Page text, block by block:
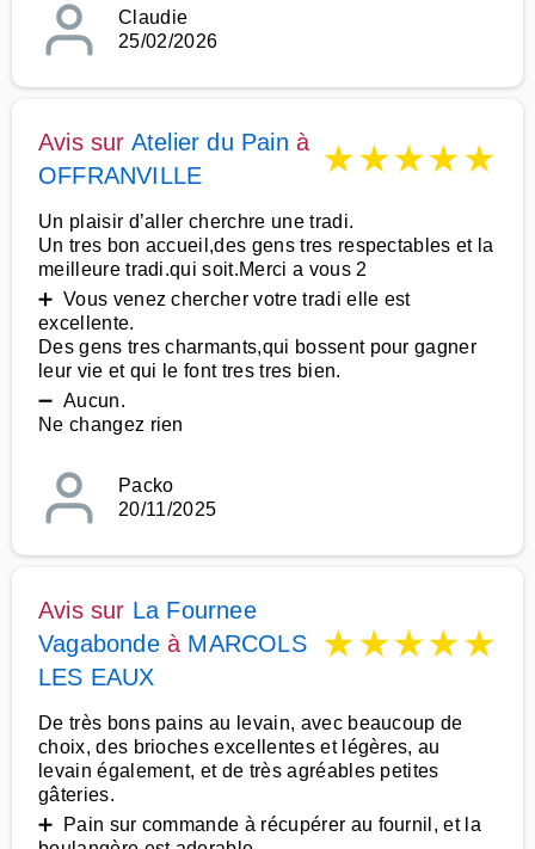
Claudie
25/02/2026
Avis sur Atelier du Pain à
OFFRANVILLE
★★★★★
Un plaisir d’aller cherchre une tradi.
Un tres bon accueil,des gens tres respectables et la
meilleure tradi.qui soit.Merci a vous 2
➕ Vous venez chercher votre tradi elle est
excellente.
Des gens tres charmants,qui bossent pour gagner
leur vie et qui le font tres tres bien.
➖ Aucun.
Ne changez rien
Packo
20/11/2025
Avis sur La Fournee
Vagabondeà MARCOLS
LES EAUX
★★★★★
De très bons pains au levain, avec beaucoup de
choix, des brioches excellentes et légères, au
levain également, et de très agréables petites
gâteries.
➕ Pain sur commande à récupérer au fournil, et la